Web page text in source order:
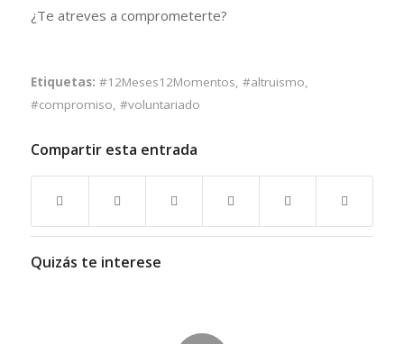
¿Te atreves a comprometerte?
Etiquetas: #12Meses12Momentos, #altruismo,
#compromiso, #voluntariado
Compartir esta entrada
Quizás te interese